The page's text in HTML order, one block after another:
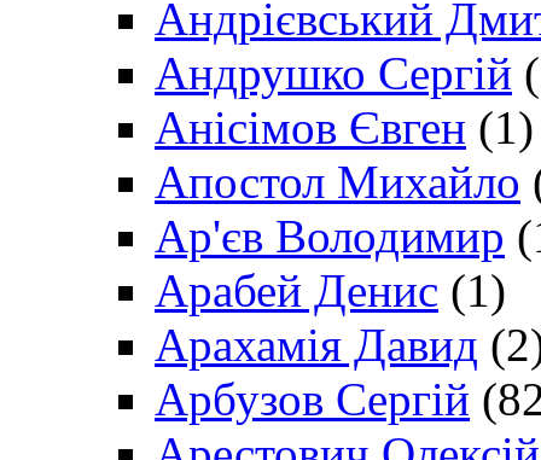
Андрієвський
Андрушко Сергій
Анісімов Євген (1)
Апостол Михайло
Ар'єв Володимир
Арабей Денис (1)
Арахамія Давид
Арбузов Сергій